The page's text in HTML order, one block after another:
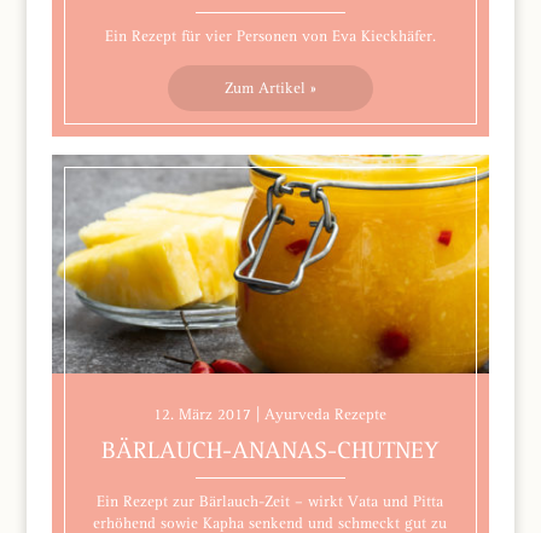
Ein Rezept für vier Personen von Eva Kieckhäfer.
Zum Artikel »
12. März 2017 | Ayurveda Rezepte
BÄRLAUCH-ANANAS-CHUTNEY
Ein Rezept zur Bärlauch-Zeit – wirkt Vata und Pitta
erhöhend sowie Kapha senkend und schmeckt gut zu